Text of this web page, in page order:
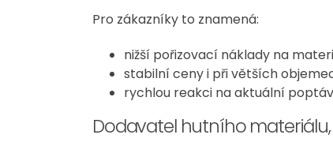
Pro zákazníky to znamená:
nižší pořizovací náklady na
stabilní ceny i při větších
rychlou reakci na aktuální
Dodavatel hutního